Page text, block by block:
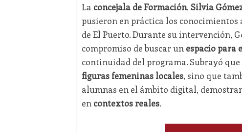
La concejala de Formación, Silvia
pusieron en práctica los
de El Puerto. Durante su intervención,
compromiso de buscar un espacio para
continuidad del programa. Subrayó
figuras femeninas locales, sino que
alumnas en el ámbito digital,
en contextos reales.